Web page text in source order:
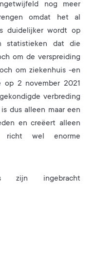
nog meer
omdat het al
duidelijker wordt op
statistieken dat die
om de verspreiding
om ziekenhuis -en
op 2 november 2021
verbreding
dus alleen maar een
en creëert alleen
richt wel enorme
zijn ingebracht